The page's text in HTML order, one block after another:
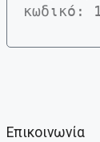
Επικοινωνία